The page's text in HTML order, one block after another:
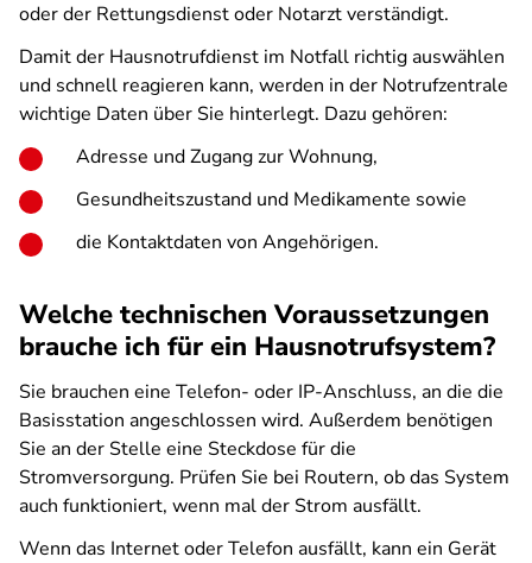
oder der Rettungsdienst oder Notarzt verständigt.
Damit der Hausnotrufdienst im Notfall richtig auswählen
und schnell reagieren kann, werden in der Notrufzentrale
wichtige Daten über Sie hinterlegt. Dazu gehören:
Adresse und Zugang zur Wohnung,
Gesundheitszustand und Medikamente sowie
die Kontaktdaten von Angehörigen.
Welche technischen Voraussetzungen
brauche ich für ein Hausnotrufsystem?
Sie brauchen eine Telefon- oder IP-Anschluss, an die die
Basisstation angeschlossen wird. Außerdem benötigen
Sie an der Stelle eine Steckdose für die
Stromversorgung. Prüfen Sie bei Routern, ob das System
auch funktioniert, wenn mal der Strom ausfällt.
Wenn das Internet oder Telefon ausfällt, kann ein Gerät